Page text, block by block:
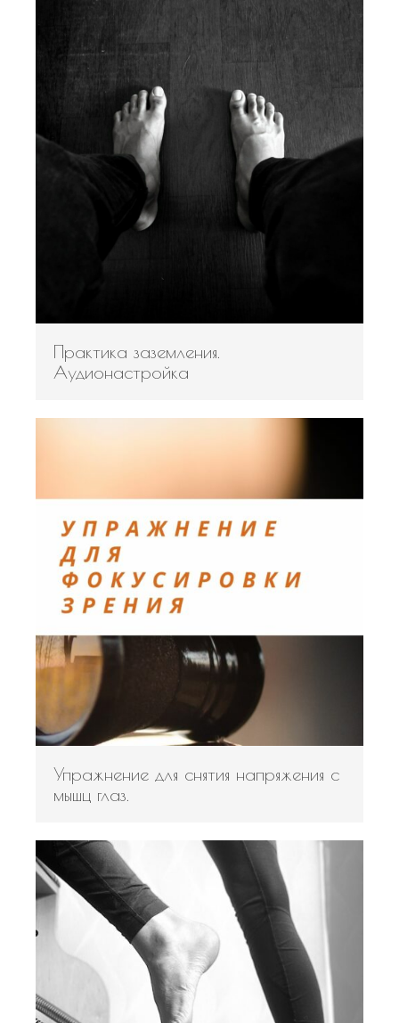
Практика заземления.
Аудионастройка
Упражнение для снятия напряжения с
мышц глаз.